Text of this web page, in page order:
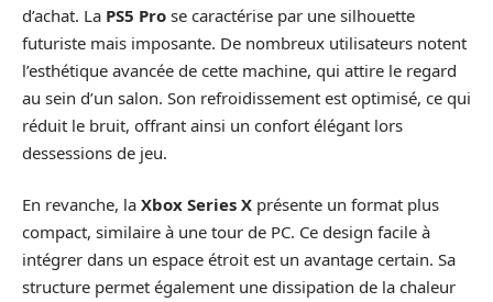
d’achat. La PS5 Pro se caractérise par une silhouette
futuriste mais imposante. De nombreux utilisateurs notent
l’esthétique avancée de cette machine, qui attire le regard
au sein d’un salon. Son refroidissement est optimisé, ce qui
réduit le bruit, offrant ainsi un confort élégant lors
dessessions de jeu.
En revanche, la Xbox Series X présente un format plus
compact, similaire à une tour de PC. Ce design facile à
intégrer dans un espace étroit est un avantage certain. Sa
structure permet également une dissipation de la chaleur